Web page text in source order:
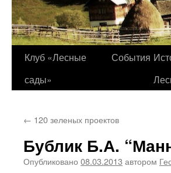
Клуб «Лесные
сады»
События
← 120 зеленых проектов
Бублик Б.А.
Опубликовано 08.03.2013 автором